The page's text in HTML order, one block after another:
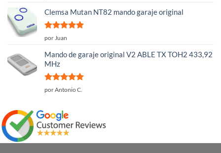
5
Clemsa Mutan NT82 mando garaje original
Valorado
por Juan
Mando de garaje original V2 ABLE TX TOH2 433,92
MHz
Valorado
por Antonio C.